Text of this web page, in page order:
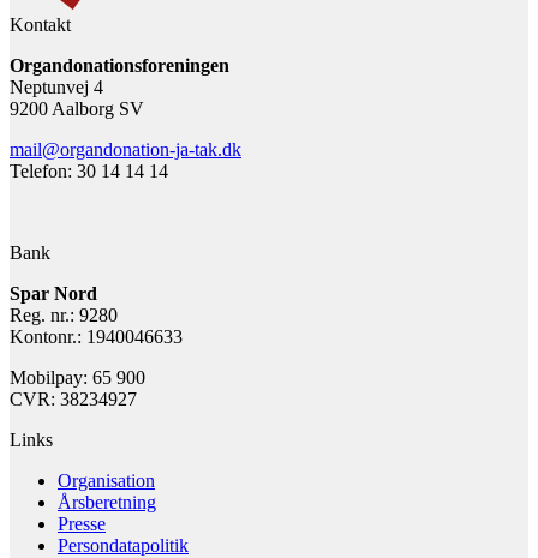
Kontakt
Organdonationsforeningen
Neptunvej 4
9200 Aalborg SV
mail@organdonation-ja-tak.dk
Telefon: 30 14 14 14
Bank
Spar Nord
Reg. nr.: 9280
Kontonr.: 1940046633
Mobilpay: 65 900
CVR: 38234927
Links
Organisation
Årsberetning
Presse
Persondatapolitik